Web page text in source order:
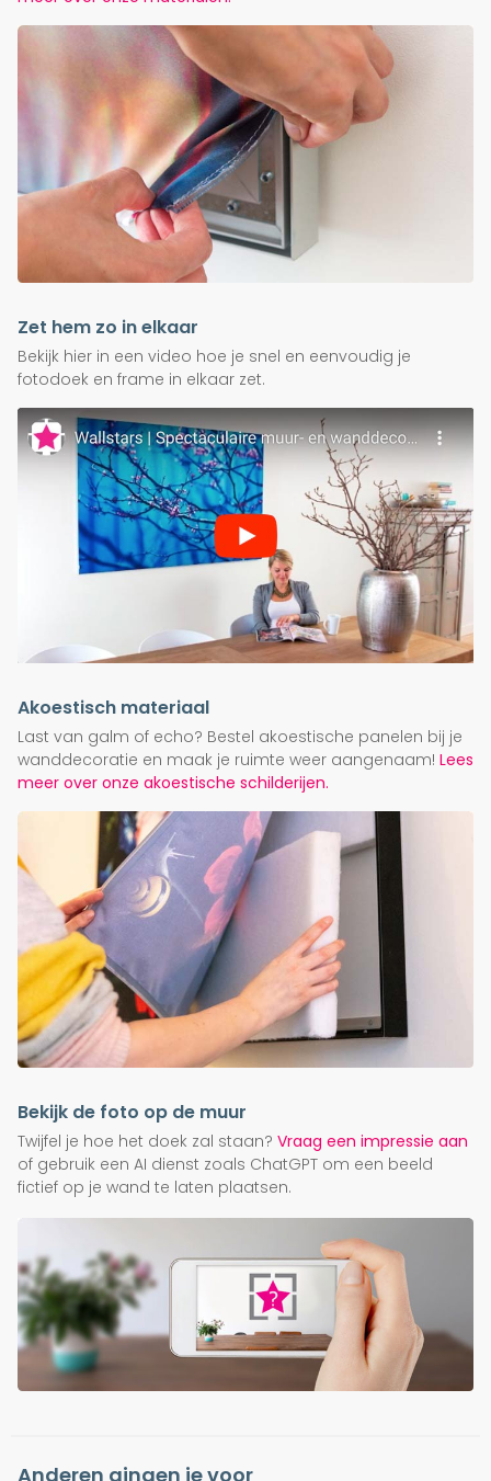
Zet hem zo in elkaar
Bekijk hier in een video hoe je snel en eenvoudig je
fotodoek en frame in elkaar zet.
Akoestisch materiaal
Last van galm of echo? Bestel akoestische panelen bij je
wanddecoratie en maak je ruimte weer aangenaam! Lees
meer over onze akoestische schilderijen.
Bekijk de foto op de muur
Twijfel je hoe het doek zal staan? Vraag een impressie aan
of gebruik een AI dienst zoals ChatGPT om een beeld
fictief op je wand te laten plaatsen.
Anderen gingen je voor